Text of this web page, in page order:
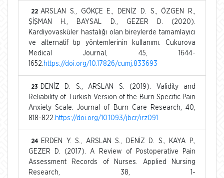
22 ARSLAN S., GÖKÇE E., DENİZ D. S., ÖZGEN R.,
ŞİŞMAN H., BAYSAL D., GEZER D. (2020).
Kardiyovasküler hastalığı olan bireylerde tamamlayıcı
ve alternatif tıp yöntemlerinin kullanımı. Cukurova
Medical Journal, 45, 1644-
1652. https://doi.org/10.17826/cumj.833693
23
DENİZ D. S., ARSLAN S. (2019). Validity and
Reliability of Turkish Version of the Burn Specific Pain
Anxiety Scale. Journal of Burn Care Research, 40,
818-822. https://doi.org/10.1093/jbcr/irz091
24
ERDEN Y. S., ARSLAN S., DENİZ D. S., KAYA P.,
GEZER D. (2017). A Review of Postoperative Pain
Assessment Records of Nurses. Applied Nursing
Research, 38, 1-